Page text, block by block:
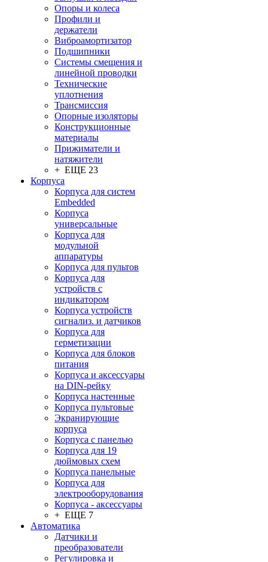
Опоры и колеса
Профили и
держатели
Виброамортизатор
Подшипники
Системы смещения и
линейной проводки
Технические
уплотнения
Трансмиссия
Опорные изоляторы
Конструкционные
материалы
Прижиматели и
натяжители
+ ЕЩЕ 23
Корпуса
Корпуса для систем
Embedded
Корпуса
универсальные
Корпуса для
модульной
аппаратуры
Корпуса для пультов
Корпуса для
устройств с
индикатором
Корпуса устройств
сигнализ. и датчиков
Корпуса для
герметизации
Корпуса для блоков
питания
Корпуса и аксессуары
на DIN-рейку
Корпуса настенные
Корпуса пультовые
Экранирующие
корпуса
Корпуса с панелью
Корпуса для 19
дюймовых схем
Корпуса панельные
Корпуса для
электрооборудования
Корпуса - аксессуары
+ ЕЩЕ 7
Автоматика
Датчики и
преобразователи
Регулировка и